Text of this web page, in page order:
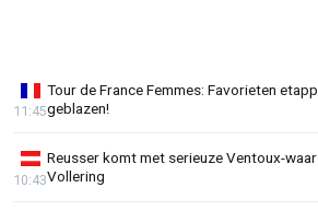
Tour de France Femmes: Favorieten
geblazen!
11:45
Reusser komt met serieuze Ventoux-
Vollering
10:43